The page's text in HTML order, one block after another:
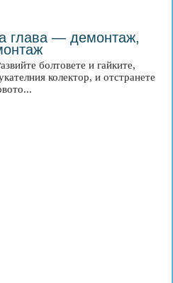
глава — демонтаж,
болтовете и гайките,
колектор, и отстранете